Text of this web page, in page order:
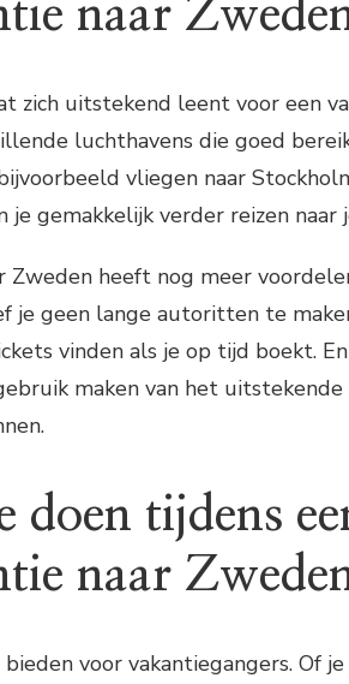
naar
zich uitstekend leent voor een
luchthavens die goed
vliegen naar
je gemakkelijk verder reizen
Zweden heeft nog meer
je geen lange autoritten te
vinden als je op tijd boekt.
maken van het
doen tijdens
naar
voor vakantiegangers. Of